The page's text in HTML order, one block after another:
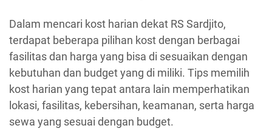
Dalam mencari kost harian dekat RS Sardjito,
terdapat beberapa pilihan kost dengan berbagai
fasilitas dan harga yang bisa di sesuaikan dengan
kebutuhan dan budget yang di miliki. Tips memilih
kost harian yang tepat antara lain memperhatikan
lokasi, fasilitas, kebersihan, keamanan, serta harga
sewa yang sesuai dengan budget.